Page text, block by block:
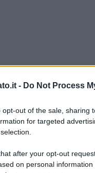
- Do Not Process
opt-out of the sale, sharing
for targeted
after your opt-out
on personal